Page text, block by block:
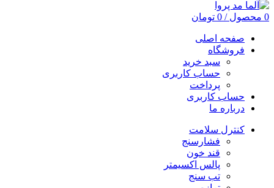
0 محصول /
0 تومان
صفحه اصلی
فروشگاه
سبد خرید
حساب کاربری
پرداخت
حساب کاربری
درباره ما
کنترل سلامت
فشارسنج
قند خون
پالس اکسیمتر
تب سنج